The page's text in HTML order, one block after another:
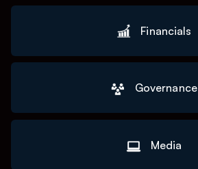
Financials
Governance
Media